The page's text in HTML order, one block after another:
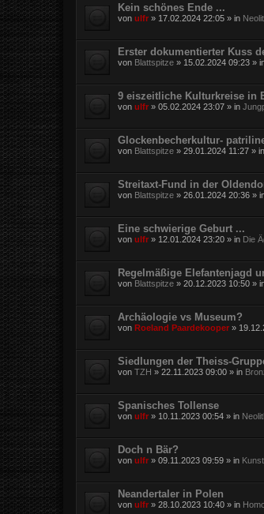
Kein schönes Ende ...
von ulfr » 17.02.2024 22:05 » in
Erster dokumentierter Kuss
von Blattspitze » 15.02.2024 09:23 »
9 eiszeitliche Kulturkreise in
von ulfr » 05.02.2024 23:07 » in
Glockenbecherkultur-
von Blattspitze » 29.01.2024 11:27 » in
Streitaxt-Fund in der
von Blattspitze » 26.01.2024 20:36 »
Eine schwierige Geburt ...
von ulfr » 12.01.2024 23:20 » in Die
Regelmäßige Elefantenjagd
von Blattspitze » 20.12.2023 10:50 »
Archäologie vs Museum?
von Roeland Paardekooper »
Siedlungen der Theiss-
von TZH » 22.11.2023 09:00 » in
Spanisches Tollense
von ulfr » 10.11.2023 00:54 » in
Doch n Bär?
von ulfr » 09.11.2023 09:59 » in Kunst
Neandertaler in Polen
von ulfr » 28.10.2023 10:40 » in